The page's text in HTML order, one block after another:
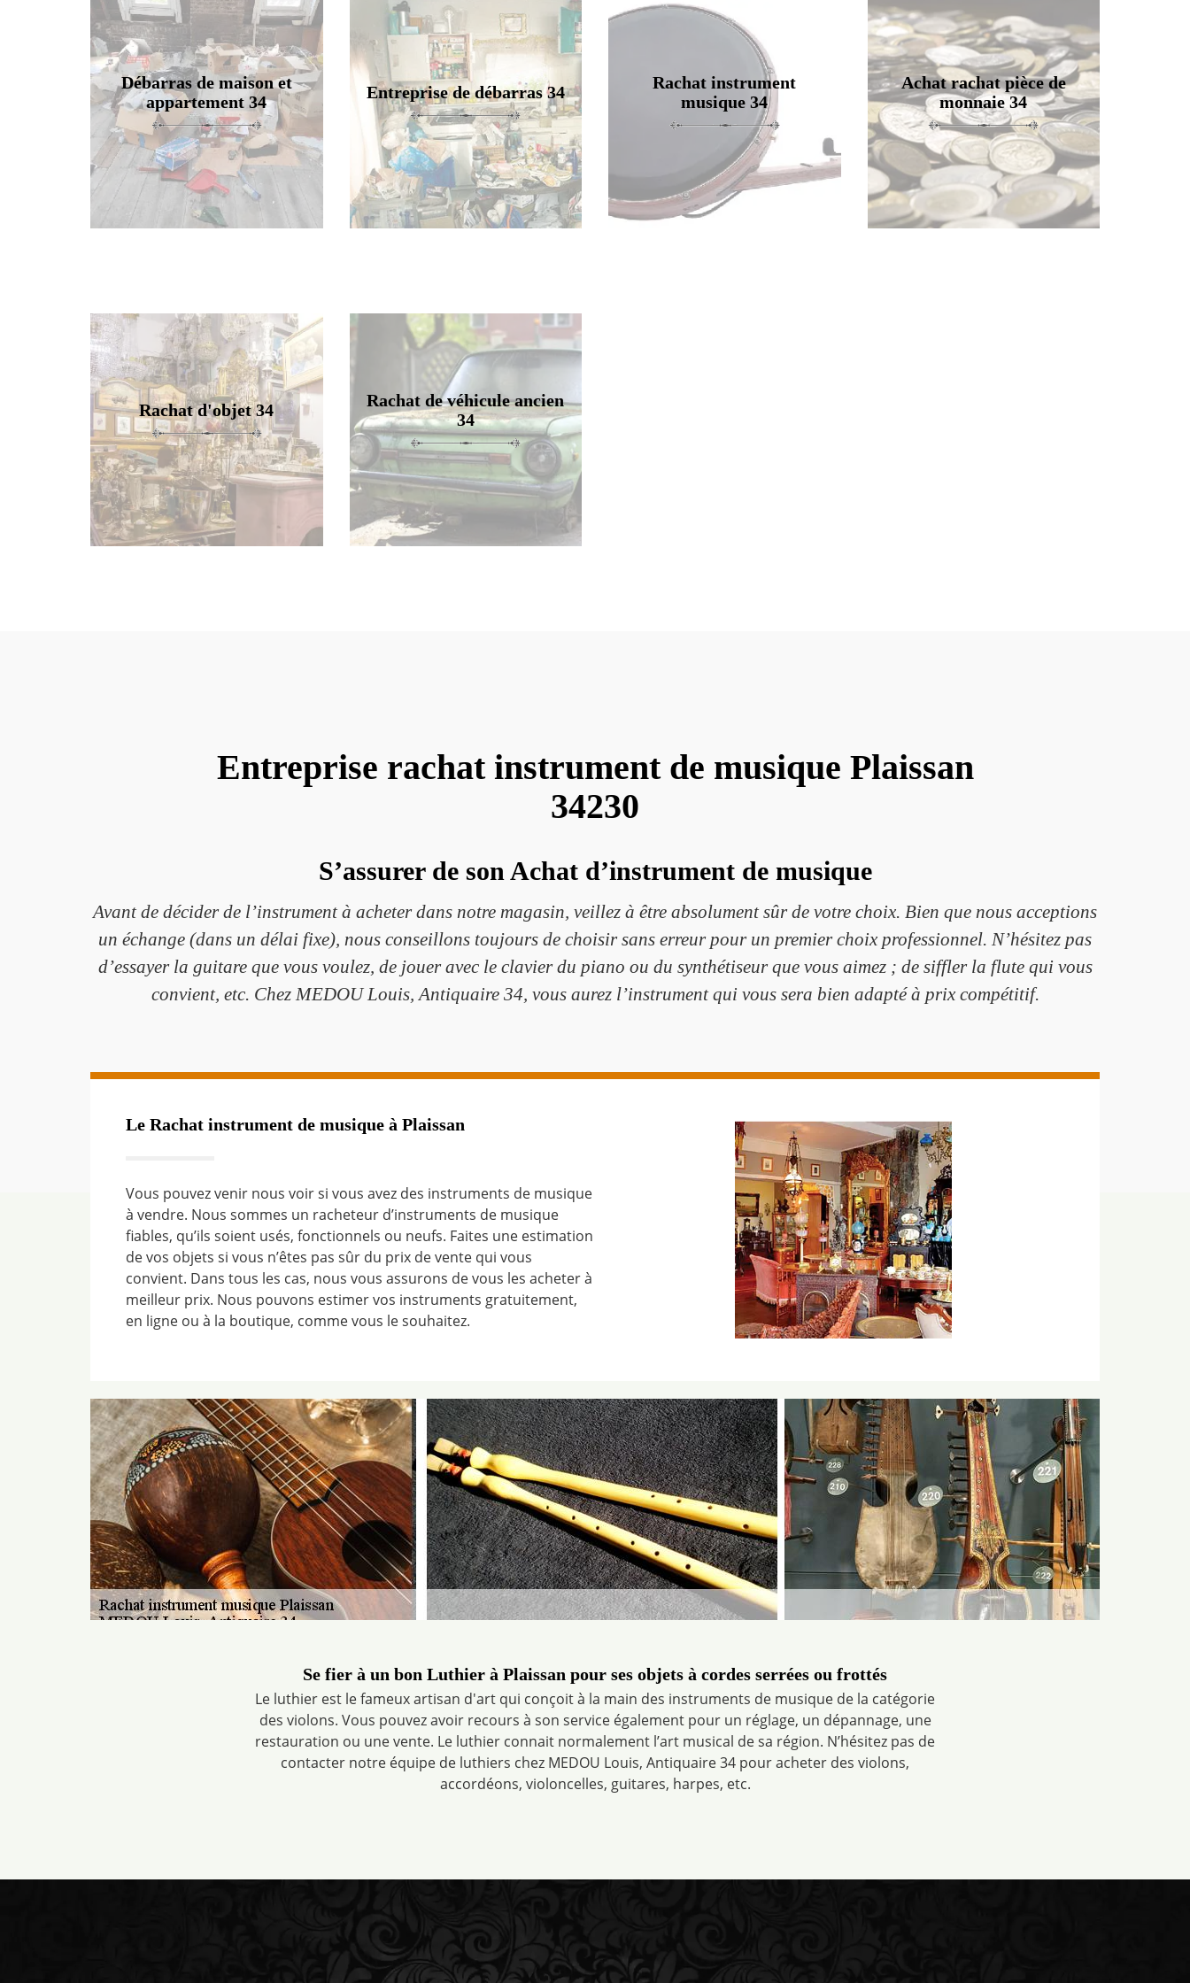
Débarras de maison et
appartement 34
Entreprise de débarras 34
Rachat instrument
musique 34
Achat rachat pièce de
monnaie 34
Rachat d'objet 34
Rachat de véhicule ancien
34
Entreprise rachat instrument de musique Plaissan
34230
S’assurer de son Achat d’instrument de musique
Avant de décider de l’instrument à acheter dans notre magasin, veillez à être absolument sûr de votre choix. Bien que nous acceptions
un échange (dans un délai fixe), nous conseillons toujours de choisir sans erreur pour un premier choix professionnel. N’hésitez pas
d’essayer la guitare que vous voulez, de jouer avec le clavier du piano ou du synthétiseur que vous aimez ; de siffler la flute qui vous
convient, etc. Chez MEDOU Louis, Antiquaire 34, vous aurez l’instrument qui vous sera bien adapté à prix compétitif.
Le Rachat instrument de musique à Plaissan
Vous pouvez venir nous voir si vous avez des instruments de musique
à vendre. Nous sommes un racheteur d’instruments de musique
fiables, qu’ils soient usés, fonctionnels ou neufs. Faites une estimation
de vos objets si vous n’êtes pas sûr du prix de vente qui vous
convient. Dans tous les cas, nous vous assurons de vous les acheter à
meilleur prix. Nous pouvons estimer vos instruments gratuitement,
en ligne ou à la boutique, comme vous le souhaitez.
Se fier à un bon Luthier à Plaissan pour ses objets à cordes serrées ou frottés
Le luthier est le fameux artisan d'art qui conçoit à la main des instruments de musique de la catégorie
des violons. Vous pouvez avoir recours à son service également pour un réglage, un dépannage, une
restauration ou une vente. Le luthier connait normalement l’art musical de sa région. N’hésitez pas de
contacter notre équipe de luthiers chez MEDOU Louis, Antiquaire 34 pour acheter des violons,
accordéons, violoncelles, guitares, harpes, etc.